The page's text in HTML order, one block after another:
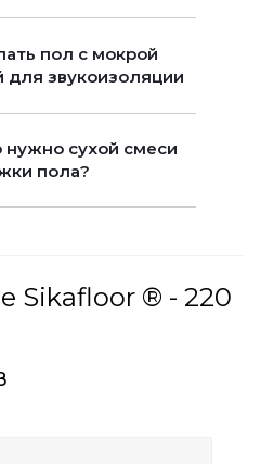
пол с мокрой
для звукоизоляции
нужно сухой смеси
пола?
Sikafloor ® - 220